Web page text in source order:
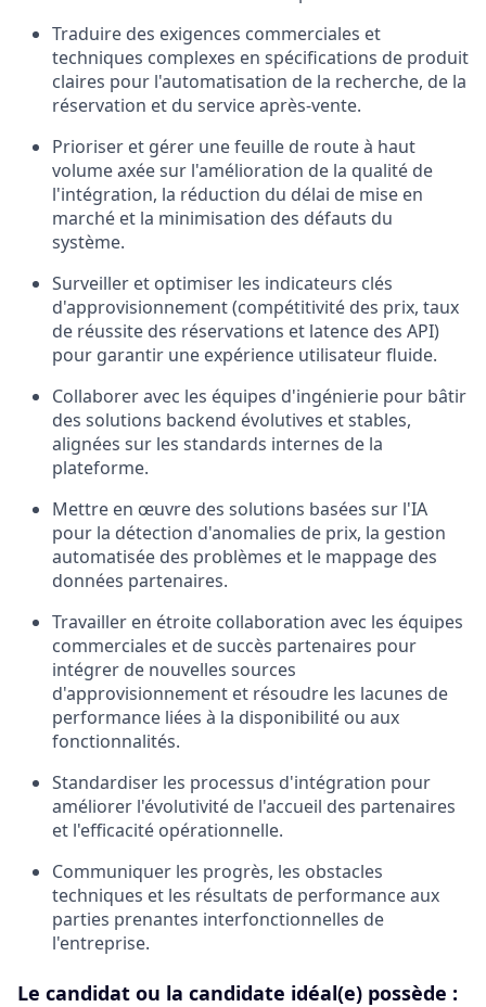
Traduire des exigences commerciales et
techniques complexes en spécifications de produit
claires pour l'automatisation de la recherche, de la
réservation et du service après-vente.
Prioriser et gérer une feuille de route à haut
volume axée sur l'amélioration de la qualité de
l'intégration, la réduction du délai de mise en
marché et la minimisation des défauts du
système.
Surveiller et optimiser les indicateurs clés
d'approvisionnement (compétitivité des prix, taux
de réussite des réservations et latence des API)
pour garantir une expérience utilisateur fluide.
Collaborer avec les équipes d'ingénierie pour bâtir
des solutions backend évolutives et stables,
alignées sur les standards internes de la
plateforme.
Mettre en œuvre des solutions basées sur l'IA
pour la détection d'anomalies de prix, la gestion
automatisée des problèmes et le mappage des
données partenaires.
Travailler en étroite collaboration avec les équipes
commerciales et de succès partenaires pour
intégrer de nouvelles sources
d'approvisionnement et résoudre les lacunes de
performance liées à la disponibilité ou aux
fonctionnalités.
Standardiser les processus d'intégration pour
améliorer l'évolutivité de l'accueil des partenaires
et l'efficacité opérationnelle.
Communiquer les progrès, les obstacles
techniques et les résultats de performance aux
parties prenantes interfonctionnelles de
l'entreprise.
Le candidat ou la candidate idéal(e) possède :